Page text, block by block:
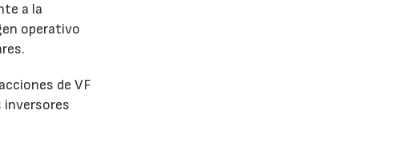
a la
operativo
de VF
inversores